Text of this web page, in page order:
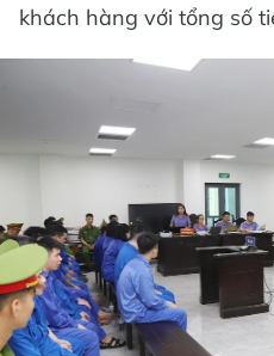
khách hàng với tổng số